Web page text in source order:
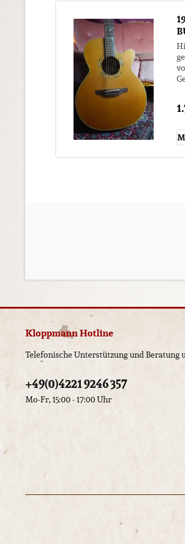
Kloppmann Hotline
Telefonische Unterstützung und Beratung
+49(0)4221 9246 357
Mo-Fr, 15:00 - 17:00 Uhr